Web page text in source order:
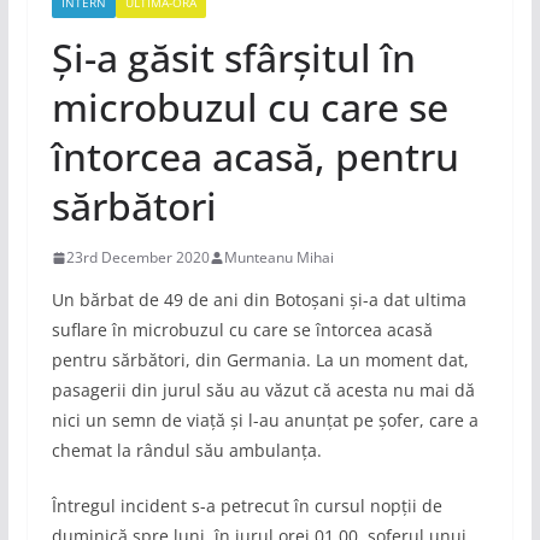
Și-a găsit sfârșitul în
microbuzul cu care se
întorcea acasă, pentru
sărbători
23rd December 2020 Munteanu Mihai
Un bărbat de 49 de ani din Botoșani și-a dat ultima
suflare în microbuzul cu care se întorcea acasă
pentru sărbători, din Germania. La un moment dat,
pasagerii din jurul său au văzut că acesta nu mai dă
nici un semn de viață și l-au anunțat pe șofer, care a
chemat la rândul său ambulanța.
Întregul incident s-a petrecut în cursul nopții de